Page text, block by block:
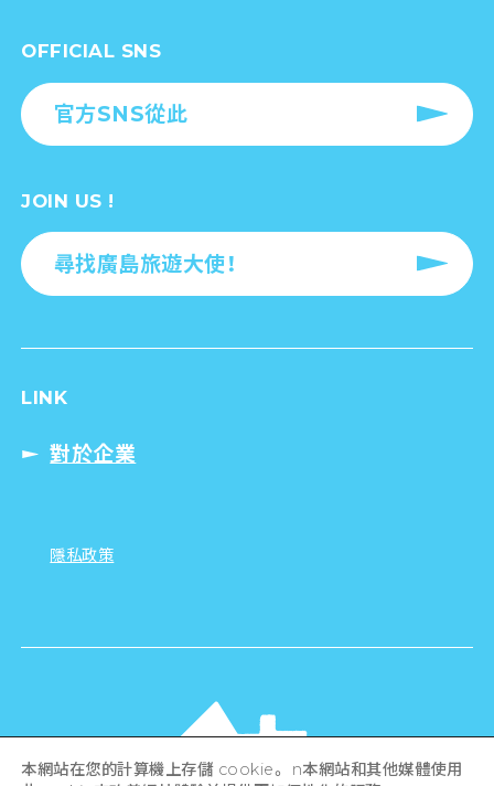
OFFICIAL SNS
官方SNS從此
JOIN US !
尋找廣島旅遊大使！
LINK
對於企業
隱私政策
本網站在您的計算機上存儲 cookie。 n本網站和其他媒體使用